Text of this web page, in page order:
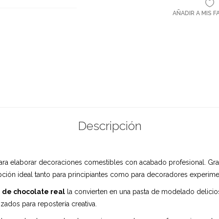
AÑADIR A MIS
Descripción
elaborar decoraciones comestibles con acabado profesional.
ideal tanto para principiantes como para decoradores
de chocolate real la convierten en una pasta de modelado
para repostería creativa.